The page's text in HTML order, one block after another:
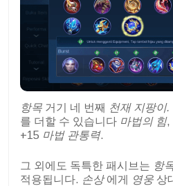
항목 거기 네 번째 천재 지팡이
를 더할 수 있습니다 마법의 힘,
+15 마법 관통력.
그 외에도 독특한 패시브는 항
적용됩니다. 손상에게 영웅 상